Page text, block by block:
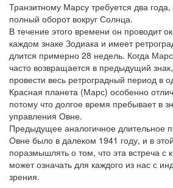
Транзитному Марсу требуется два
полный оборот вокруг Солнца.
В течение этого времени он проводит
каждом знаке Зодиака и имеет
длится примерно 28 недель. Когда
часто возвращается в предыдущий
провести весь ретроградный период в
Красная планета (Марс) особенно
потому что долгое время пребывает в
управления Овне.
Предыдущее аналогичное длительное
Овне было в далеком 1941 году, и в
поразмышлять о том, что эта встреча с
может означать для каждого из нас с
зрения.